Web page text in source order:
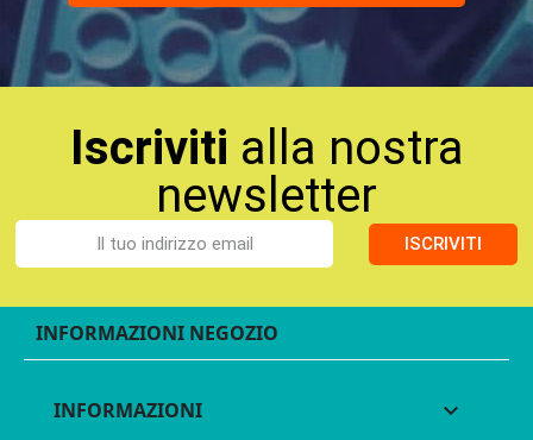
Iscriviti alla nostra
newsletter
ISCRIVITI
INFORMAZIONI NEGOZIO
INFORMAZIONI 